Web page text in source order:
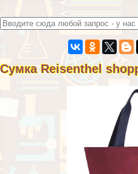
Сумка Reisenthel